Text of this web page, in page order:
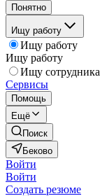
Понятно
Ищу работу
Ищу работу
Ищу работу
Ищу сотрудника
Сервисы
Помощь
Ещё
Поиск
Беково
Войти
Войти
Создать резюме